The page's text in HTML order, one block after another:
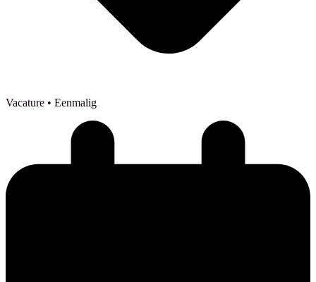
Vacature • Eenmalig